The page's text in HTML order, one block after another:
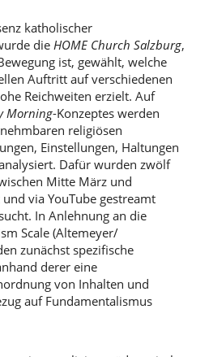
katholischer
die HOME Church Salzburg,
ist, gewählt, welche
Auftritt auf verschiedenen
Reichweiten erzielt. Auf
Morning-Konzeptes werden
religiösen
Einstellungen, Haltungen
Dafür wurden zwölf
Mitte März und
via YouTube gestreamt
In Anlehnung an die
Scale (Altemeyer/
zunächst spezifische
derer eine
von Inhalten und
auf Fundamentalismus